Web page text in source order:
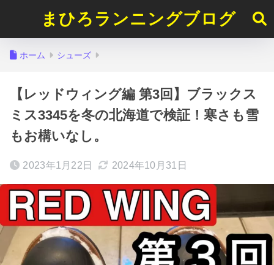
まひろランニングブログ
ホーム シューズ
【レッドウィング編 第3回】ブラックス
ミス3345を冬の北海道で検証！寒さも雪
もお構いなし。
2023年1月22日 2024年10月31日